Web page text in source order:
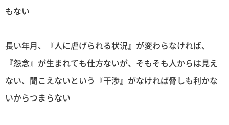
もない
長い年月、『人に虐げられる状況』が変わらなければ、
『怨念』が生まれても仕方ないが、そもそも人からは見え
ない、聞こえないという『干渉』がなければ脅しも利かな
いからつまらない